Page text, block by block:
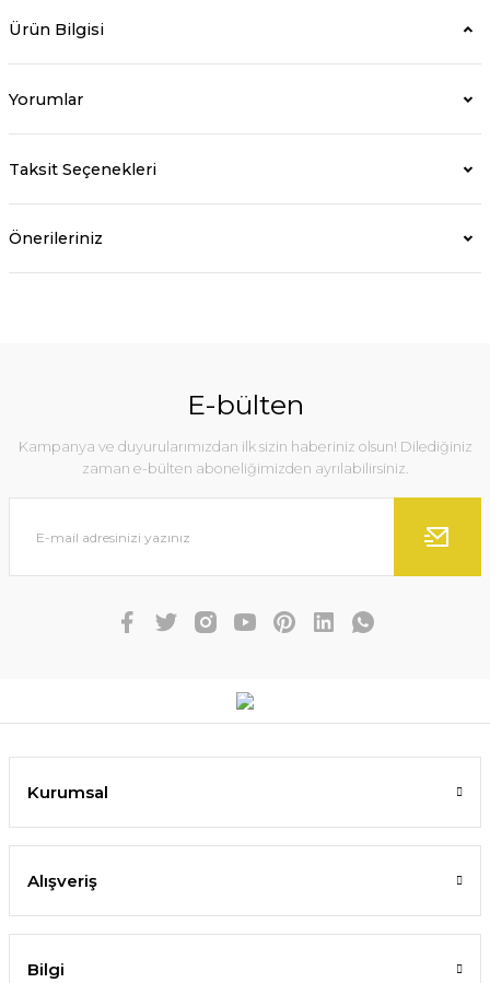
Ürün Bilgisi
Yorumlar
Taksit Seçenekleri
Önerileriniz
E-bülten
Kampanya ve duyurularımızdan ilk sizin haberiniz olsun! Dilediğiniz
zaman e-bülten aboneliğimizden ayrılabilirsiniz.
Kurumsal
Alışveriş
Bilgi